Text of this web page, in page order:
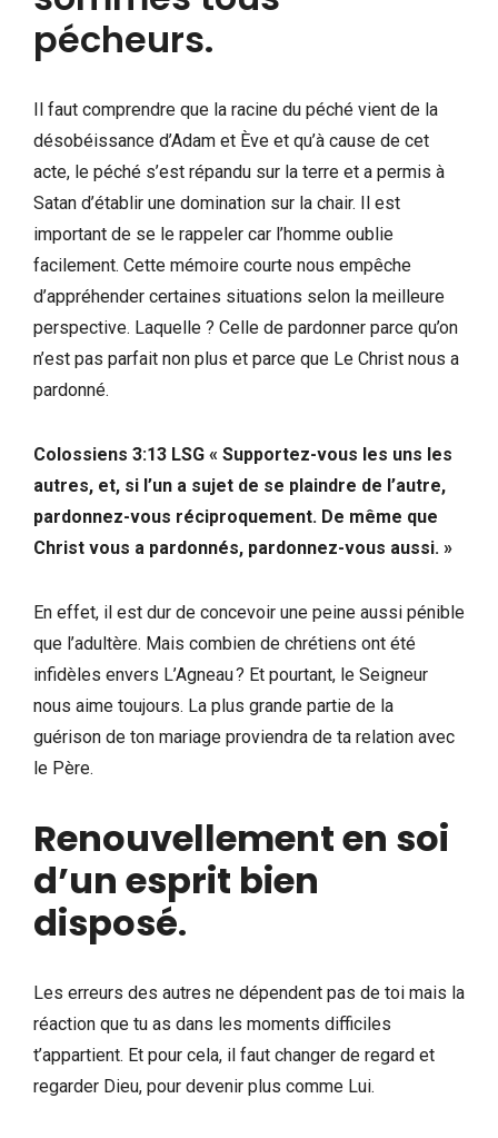
pécheurs.
Il faut comprendre que la racine du péché vient de la
désobéissance d’Adam et Ève et qu’à cause de cet
acte, le péché s’est répandu sur la terre et a permis à
Satan d’établir une domination sur la chair. Il est
important de se le rappeler car l’homme oublie
facilement. Cette mémoire courte nous empêche
d’appréhender certaines situations selon la meilleure
perspective. Laquelle ? Celle de pardonner parce qu’on
n’est pas parfait non plus et parce que Le Christ nous a
pardonné.
Colossiens 3:13 LSG « Supportez-vous les uns les
autres, et, si l’un a sujet de se plaindre de l’autre,
pardonnez-vous réciproquement. De même que
Christ vous a pardonnés, pardonnez-vous aussi. »
En effet, il est dur de concevoir une peine aussi pénible
que l’adultère. Mais combien de chrétiens ont été
infidèles envers L’Agneau ? Et pourtant, le Seigneur
nous aime toujours. La plus grande partie de la
guérison de ton mariage proviendra de ta relation avec
le Père.
Renouvellement en soi
d’un esprit bien
disposé.
Les erreurs des autres ne dépendent pas de toi mais la
réaction que tu as dans les moments difficiles
t’appartient. Et pour cela, il faut changer de regard et
regarder Dieu, pour devenir plus comme Lui.